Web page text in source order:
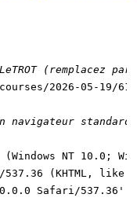
(remplacez
2026-05-19/
navigateur standard
NT 10.0;
537.36 (KHTML, like
Safari/537.36'